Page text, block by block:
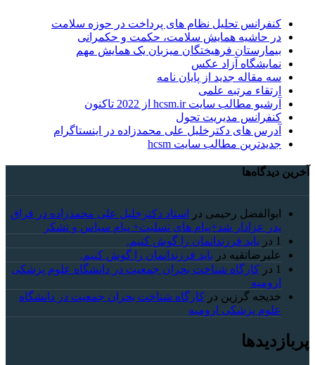
کنفرانس تحلیل نظام های پرداخت در حوزه سلامت
در حاشیه همایش سلامت، حکمت و حکمرانی
بیمارستان فرهیختگان میزبان یک همایش مهم
نمایشگاه آزاد عکس
سه مقاله جدید از پایان نامه
ارتقاء مرتبه علمی
آرشیو مطالب سایت hcsm.ir از 2022 تاکنون
کنفرانس مدیریت تحول
آدرس های دکترخلیل علی محمدزاده در اینستاگرام
جدیدترین مطالب سایت hcsm
آخرین دیدگاه‌ها
ابوالفضل رحیمی در
استاد دکترخلیل علی محمدزاده در فراق
پدر عزادار شد+پیام های تسلیت+ پیام سپاس و تشکر
1 در باید فرزندانمان را گوش کنیم.
علیرضاتقیه در باید فرزندانمان را گوش کنیم.
1 در کارگاه شناخت بحران جمعیت در دانشگاه علوم پزشکی
ارومیه
خديجه گرزین در کارگاه شناخت بحران جمعیت در دانشگاه
علوم پزشکی ارومیه
پربازدیدها